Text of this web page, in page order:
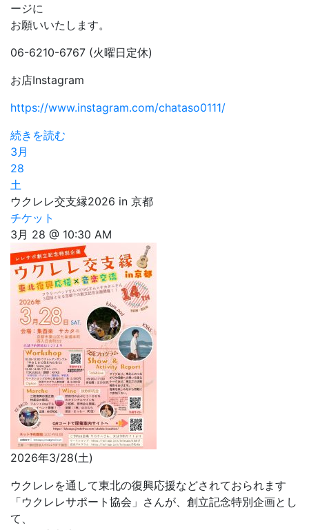
ージに
お願いいたします。
06-6210-6767 (火曜日定休)
お店Instagram
https://www.instagram.com/chataso0111/
続きを読む
3月
28
土
ウクレレ交支縁2026 in 京都
チケット
3月 28 @ 10:30 AM
2026年3/28(土)
ウクレレを通して東北の復興応援などされておられます
「ウクレレサポート協会」さんが、創立記念特別企画とし
て、